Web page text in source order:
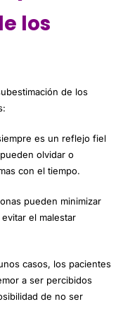
los
de los
es un reflejo fiel
olvidar o
con el tiempo.
pueden minimizar
el malestar
casos, los pacientes
a ser percibidos
de no ser